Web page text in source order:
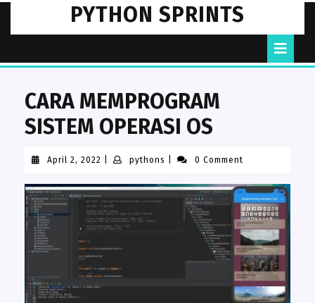
content
PYTHON SPRINTS
CARA MEMPROGRAM
SISTEM OPERASI OS
April 2, 2022 April
2022
pythons pythons0 Comment